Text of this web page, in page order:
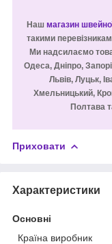
Наш магазин
такими
Ми надсилаємо
Одеса, Дніпро,
Львів, Луцьк,
Хмельницький,
Полтава
Приховати
Характеристики
Основні
Країна виробник